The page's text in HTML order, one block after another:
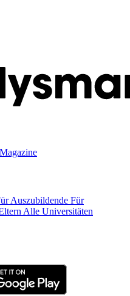
Magazine
Auszubildende Für
Alle Universitäten